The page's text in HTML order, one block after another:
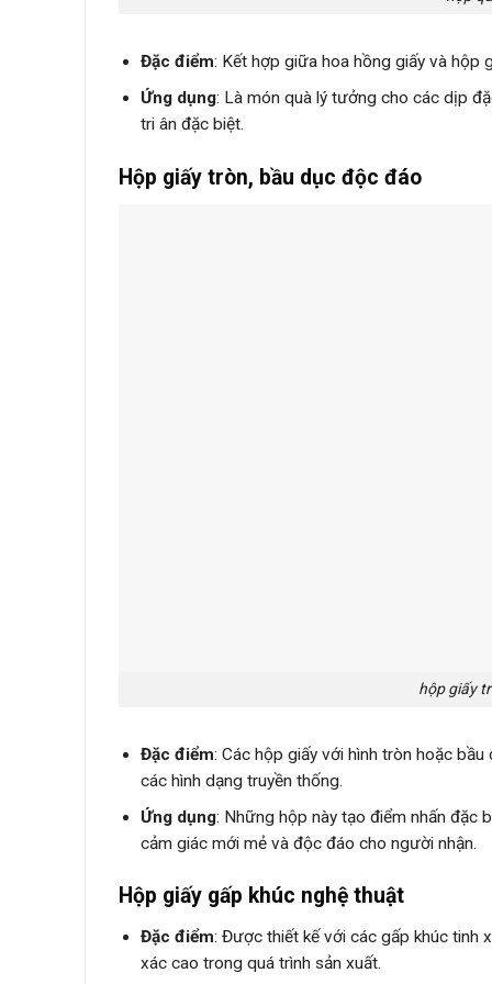
Đặc điểm: Kết hợp giữa hoa hồng giấy và hộp
Ứng dụng: Là món quà lý tưởng cho các dịp
tri ân đặc biệt.
Hộp giấy tròn, bầu dục độc đáo
hộp giấy
Đặc điểm: Các hộp giấy với hình tròn hoặc
các hình dạng truyền thống.
Ứng dụng: Những hộp này tạo điểm nhấn đặc
cảm giác mới mẻ và độc đáo cho người nhận.
Hộp giấy gấp khúc nghệ thuật
Đặc điểm: Được thiết kế với các gấp khúc tinh
xác cao trong quá trình sản xuất.